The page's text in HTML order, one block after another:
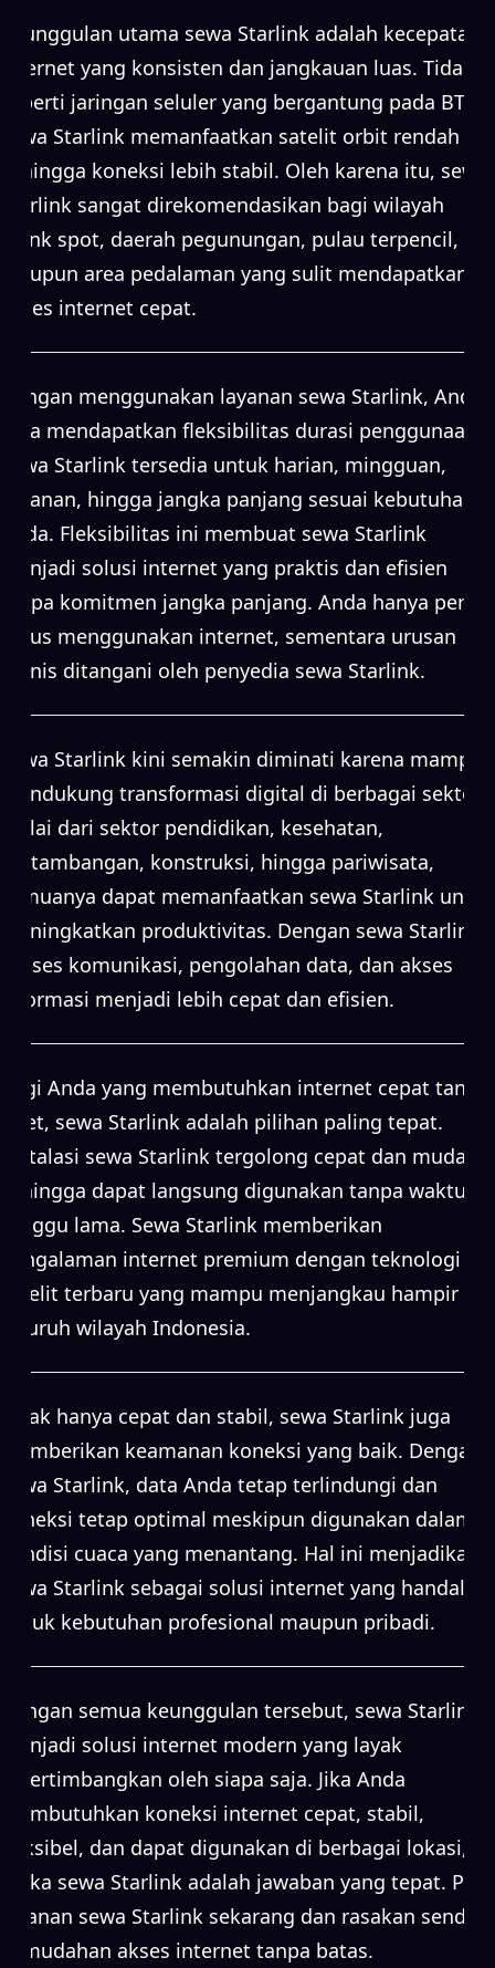
Keunggulan utama sewa Starlink adalah kecepatan
internet yang konsisten dan jangkauan luas. Tidak
seperti jaringan seluler yang bergantung pada BTS,
sewa Starlink memanfaatkan satelit orbit rendah
sehingga koneksi lebih stabil. Oleh karena itu, sewa
Starlink sangat direkomendasikan bagi wilayah
blank spot, daerah pegunungan, pulau terpencil,
maupun area pedalaman yang sulit mendapatkan
akses internet cepat.
Dengan menggunakan layanan sewa Starlink, Anda
juga mendapatkan fleksibilitas durasi penggunaan.
Sewa Starlink tersedia untuk harian, mingguan,
bulanan, hingga jangka panjang sesuai kebutuhan
Anda. Fleksibilitas ini membuat sewa Starlink
menjadi solusi internet yang praktis dan efisien
tanpa komitmen jangka panjang. Anda hanya perlu
fokus menggunakan internet, sementara urusan
teknis ditangani oleh penyedia sewa Starlink.
Sewa Starlink kini semakin diminati karena mampu
mendukung transformasi digital di berbagai sektor.
Mulai dari sektor pendidikan, kesehatan,
pertambangan, konstruksi, hingga pariwisata,
semuanya dapat memanfaatkan sewa Starlink untuk
meningkatkan produktivitas. Dengan sewa Starlink,
proses komunikasi, pengolahan data, dan akses
informasi menjadi lebih cepat dan efisien.
Bagi Anda yang membutuhkan internet cepat tanpa
ribet, sewa Starlink adalah pilihan paling tepat.
Instalasi sewa Starlink tergolong cepat dan mudah,
sehingga dapat langsung digunakan tanpa waktu
tunggu lama. Sewa Starlink memberikan
pengalaman internet premium dengan teknologi
satelit terbaru yang mampu menjangkau hampir
seluruh wilayah Indonesia.
Tidak hanya cepat dan stabil, sewa Starlink juga
memberikan keamanan koneksi yang baik. Dengan
sewa Starlink, data Anda tetap terlindungi dan
koneksi tetap optimal meskipun digunakan dalam
kondisi cuaca yang menantang. Hal ini menjadikan
sewa Starlink sebagai solusi internet yang handal
untuk kebutuhan profesional maupun pribadi.
Dengan semua keunggulan tersebut, sewa Starlink
menjadi solusi internet modern yang layak
dipertimbangkan oleh siapa saja. Jika Anda
membutuhkan koneksi internet cepat, stabil,
fleksibel, dan dapat digunakan di berbagai lokasi,
maka sewa Starlink adalah jawaban yang tepat. Pilih
layanan sewa Starlink sekarang dan rasakan sendiri
kemudahan akses internet tanpa batas.